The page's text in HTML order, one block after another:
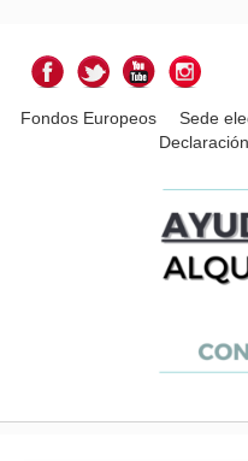
Fondos Europeos Sede